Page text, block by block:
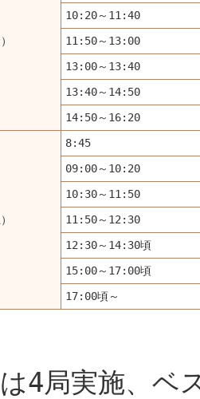
10:20～11:40
11:50～13:00
13:00～13:40
13:40～14:50
14:50～16:20
8:45
09:00～10:20
10:30～11:50
11:50～12:30
12:30～14:30頃
15:00～17:00頃
17:00頃～
局実施、ベ